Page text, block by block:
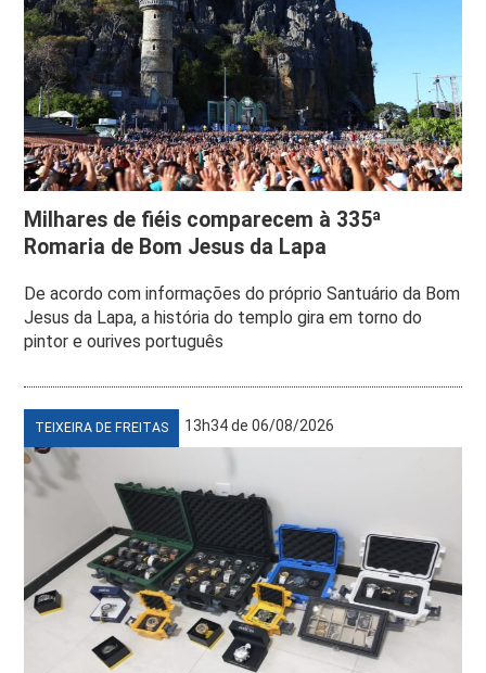
Milhares de fiéis comparecem à 335ª
Romaria de Bom Jesus da Lapa
De acordo com informações do próprio Santuário da Bom
Jesus da Lapa, a história do templo gira em torno do
pintor e ourives português
TEIXEIRA DE FREITAS 13h34 de 06/08/2026